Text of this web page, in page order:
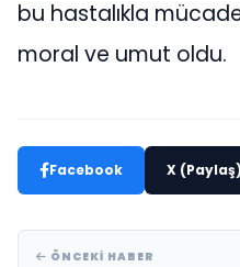
bu hastalıkla
moral ve umut oldu.
Facebook X (Paylaş)
ÖNCEKI HABER